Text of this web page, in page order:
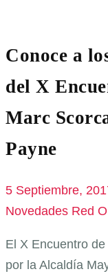
Conoce a
del X
Marc
Payne
5 Septiembre,
Novedades Red
El X Encuentro
por la Alcaldía